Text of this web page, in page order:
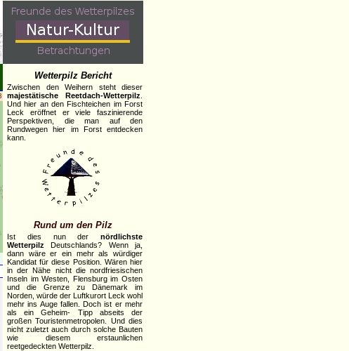
Wetterpilz Bericht
Zwischen den Weihern steht dieser
majestätische Reetdach-Wetterpilz
Und hier an den Fischteichen im Forst
Leck eröffnet er viele faszinierende
Perspektiven, die man auf den
Rundwegen hier im Forst entdecken
kann.
Rund um den Pilz
Ist dies nun der nördlichste
Wetterpilz Deutschlands? Wenn ja,
dann wäre er ein mehr als würdiger
Kandidat für diese Position. Wären hier
in der Nähe nicht die nordfriesischen
Inseln im Westen, Flensburg im Osten
und die Grenze zu Dänemark im
Norden, würde der Luftkurort Leck wohl
mehr ins Auge fallen. Doch ist er mehr
als ein Geheim- Tipp abseits der
großen Touristenmetropolen. Und dies
nicht zuletzt auch durch solche Bauten
wie diesem erstaunlichen
reetgedeckten Wetterpilz.